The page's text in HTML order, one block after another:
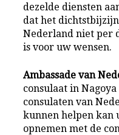
dezelde diensten
dat het
Nederland niet per
is voor uw wensen.
Ambassade van
consulaat in
consulaten van
kunnen helpen kan
opnemen met de